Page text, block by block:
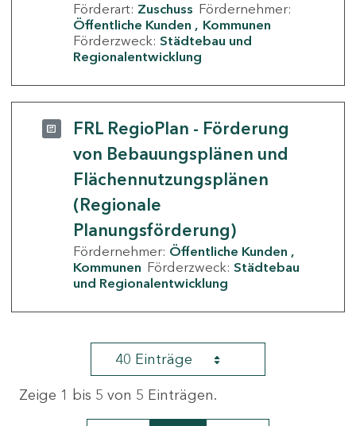
Förderart: Zuschuss Fördernehmer:
Öffentliche Kunden
Kommunen
Förderzweck: Städtebau und
Regionalentwicklung
FRL RegioPlan - Förderung
von Bebauungsplänen und
Flächennutzungsplänen
(Regionale
Planungsförderung)
Fördernehmer: Öffentliche Kunden
Kommunen Förderzweck: Städtebau
und Regionalentwicklung
40 Einträge
Zeige 1 bis 5 von 5 Einträgen.